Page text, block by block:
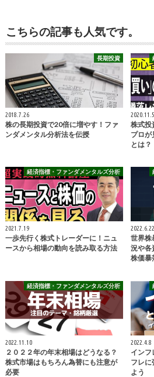
こちらの記事も人気です。
長期投資
2018.7.26
株の長期投資で20倍に増やす！ファ
ンダメンタル分析法を伝授
2020.11.5
株式投
プロが
とは？
経済指標・ファンダメンタルズ分析
2021.7.19
一歩先行く株式トレーダーに！ニュ
ースから相場の動向を読み取る方法
2022.6.22
世界株
況や各
株価暴
経済指標・ファンダメンタルズ分析
2022.11.10
２０２２年の年末相場はどうなる？
株式市場はもちろん為替にも注意が
必要
2022.4.8
インフ
フレに
よう